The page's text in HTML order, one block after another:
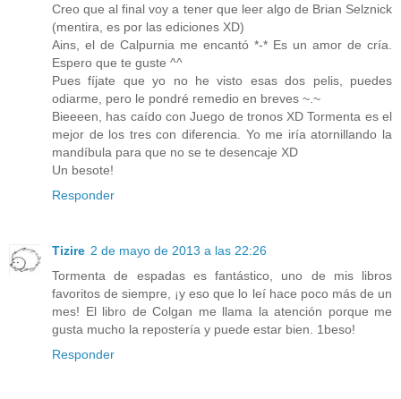
Creo que al final voy a tener que leer algo de Brian Selznick
(mentira, es por las ediciones XD)
Ains, el de Calpurnia me encantó *-* Es un amor de cría.
Espero que te guste ^^
Pues fíjate que yo no he visto esas dos pelis, puedes
odiarme, pero le pondré remedio en breves ~.~
Bieeeen, has caído con Juego de tronos XD Tormenta es el
mejor de los tres con diferencia. Yo me iría atornillando la
mandíbula para que no se te desencaje XD
Un besote!
Responder
Tizire 2 de mayo de 2013 a las 22:26
Tormenta de espadas es fantástico, uno de mis libros
favoritos de siempre, ¡y eso que lo leí hace poco más de un
mes! El libro de Colgan me llama la atención porque me
gusta mucho la repostería y puede estar bien. 1beso!
Responder